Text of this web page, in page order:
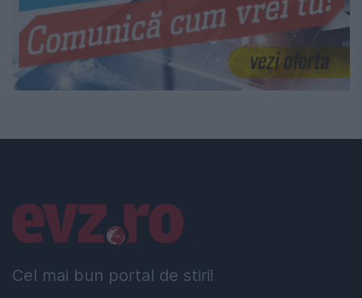
Cel mai bun portal de stiri!
Linkuri utile